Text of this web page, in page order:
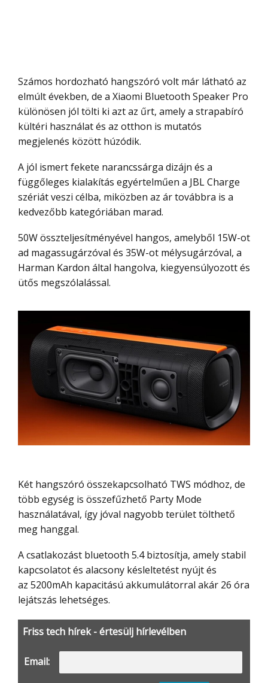
Számos hordozható hangszóró volt már látható az
elmúlt években, de a Xiaomi Bluetooth Speaker Pro
különösen jól tölti ki azt az űrt, amely a strapabíró
kültéri használat és az otthon is mutatós
megjelenés között húzódik.
A jól ismert fekete narancssárga dizájn és a
függőleges kialakítás egyértelműen a JBL Charge
szériát veszi célba, miközben az ár továbbra is a
kedvezőbb kategóriában marad.
50W összteljesítményével hangos, amelyből 15W-ot
ad magassugárzóval és 35W-ot mélysugárzóval, a
Harman Kardon által hangolva, kiegyensúlyozott és
ütős megszólalással.
Két hangszóró összekapcsolható TWS módhoz, de
több egység is összefűzhető Party Mode
használatával, így jóval nagyobb terület tölthető
meg hanggal.
A csatlakozást bluetooth 5.4 biztosítja, amely stabil
kapcsolatot és alacsony késleltetést nyújt és
az 5200mAh kapacitású akkumulátorral akár 26 óra
lejátszás lehetséges.
Friss tech hírek - értesülj hírlevélben
Email: